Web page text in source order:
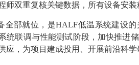
师双重复核关键数据，所有设备安
全部就位，是HALF低温系统建设
统联调与性能测试阶段，加快推进
应，为项目建成投用、开展前沿科